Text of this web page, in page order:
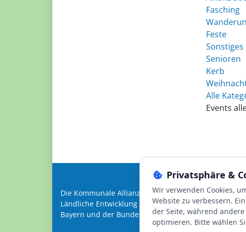
Fasching
Feste
Sonstiges
Senioren
Kerb
Alle
Events
Die Kommunale Allianz Südspessart wird begleitet
Ländliche Entwicklung Unterfranken sowie gefördert
Bayern und der Bundesrepublik Deutschland.
Privatsphäre &
Wir verwenden Cookies,
Website zu verbessern.
der Seite, während
optimieren. Bitte wählen